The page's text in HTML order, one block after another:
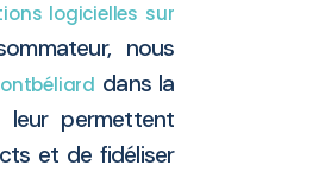
logicielles sur
nous
dans la
permettent
et de fidéliser